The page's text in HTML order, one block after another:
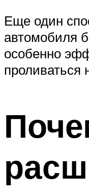
Еще один
автомобиля
особенно
проливаться